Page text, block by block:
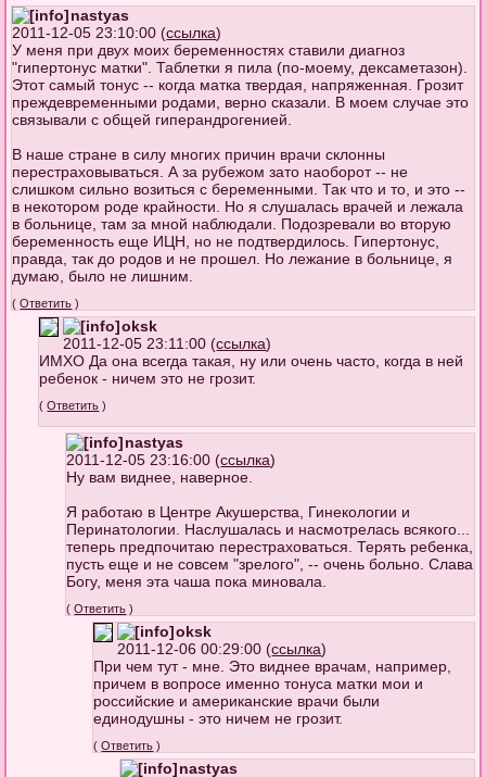
nastyas
2011-12-05 23:10:00 (ссылка)
У меня при двух моих беременностях ставили диагноз
"гипертонус матки". Таблетки я пила (по-моему, дексаметазон).
Этот самый тонус -- когда матка твердая, напряженная. Грозит
преждевременными родами, верно сказали. В моем случае это
связывали с общей гиперандрогенией.
В наше стране в силу многих причин врачи склонны
перестраховываться. А за рубежом зато наоборот -- не
слишком сильно возиться с беременными. Так что и то, и это --
в некотором роде крайности. Но я слушалась врачей и лежала
в больнице, там за мной наблюдали. Подозревали во вторую
беременность еще ИЦН, но не подтвердилось. Гипертонус,
правда, так до родов и не прошел. Но лежание в больнице, я
думаю, было не лишним.
(Ответить )
oksk
2011-12-05 23:11:00 (ссылка)
ИМХО Да она всегда такая, ну или очень часто, когда в ней
ребенок - ничем это не грозит.
(Ответить )
nastyas
2011-12-05 23:16:00 (ссылка)
Ну вам виднее, наверное.
Я работаю в Центре Акушерства, Гинекологии и
Перинатологии. Наслушалась и насмотрелась всякого...
теперь предпочитаю перестраховаться. Терять ребенка,
пусть еще и не совсем "зрелого", -- очень больно. Слава
Богу, меня эта чаша пока миновала.
(Ответить )
oksk
2011-12-06 00:29:00 (ссылка)
При чем тут - мне. Это виднее врачам, например,
причем в вопросе именно тонуса матки мои и
российские и американские врачи были
единодушны - это ничем не грозит.
(Ответить )
nastyas